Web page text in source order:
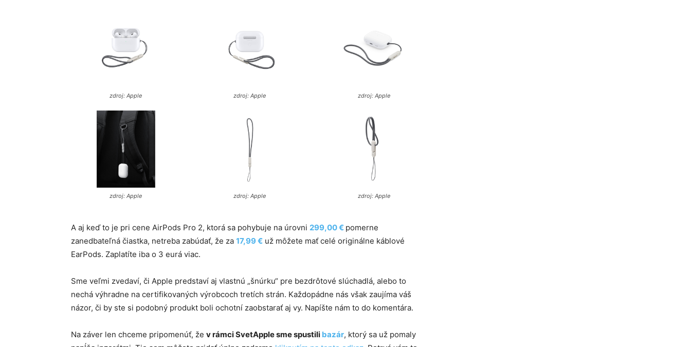
zdroj: Apple zdroj: Apple zdroj: Apple
zdroj: Apple zdroj: Apple zdroj: Apple
A aj keď to je pri cene AirPods Pro 2, ktorá sa pohybuje na úrovni 299,00 € pomerne
zanedbateľná čiastka, netreba zabúdať, že za 17,99 € už môžete mať celé originálne káblové
EarPods. Zaplatíte iba o 3 eurá viac.
Sme veľmi zvedaví, či Apple predstaví aj vlastnú „šnúrku“ pre bezdrôtové slúchadlá, alebo to
nechá výhradne na certifikovaných výrobcoch tretích strán. Každopádne nás však zaujíma váš
názor, či by ste si podobný produkt boli ochotní zaobstarať aj vy. Napíšte nám to do komentára.
Na záver len chceme pripomenúť, že v rámci SvetApple sme spustili bazár, ktorý sa už pomaly